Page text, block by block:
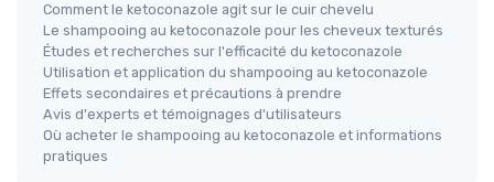
Comment le ketoconazole agit sur le cuir chevelu
Le shampooing au ketoconazole pour les cheveux texturés
Études et recherches sur l'efficacité du ketoconazole
Utilisation et application du shampooing au ketoconazole
Effets secondaires et précautions à prendre
Avis d'experts et témoignages d'utilisateurs
Où acheter le shampooing au ketoconazole et informations
pratiques